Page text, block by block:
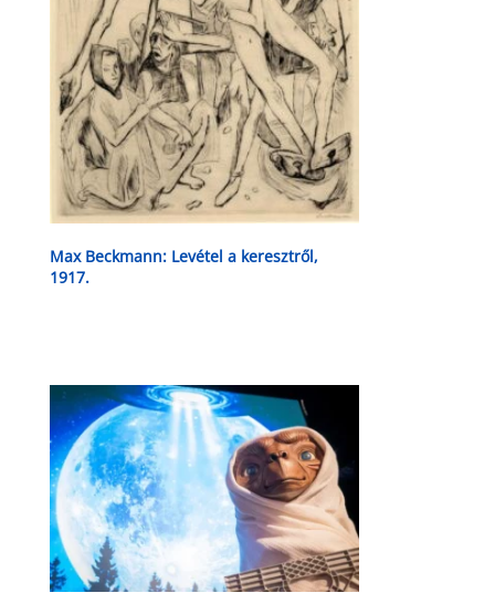
Max Beckmann: Levétel a keresztről,
1917.